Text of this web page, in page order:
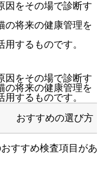
因をその場で診断す
の将来の健康管理を
するものです。
因をその場で診断す
の将来の健康管理を
するものです。
おすすめの選び方
すすめ検査項目があ